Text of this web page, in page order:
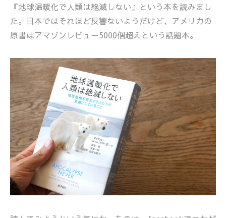
『地球温暖化で人類は絶滅しない』という本を読みまし
た。日本ではそれほど反響ないようだけど、アメリカの
原書はアマゾンレビュー5000個超えという話題本。